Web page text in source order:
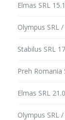
Elmas SRL
Olympus SRL
Stabilus SRL
Preh Romania
Elmas SRL
Olympus SRL